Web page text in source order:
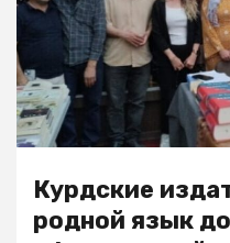
Курдские
родной язык